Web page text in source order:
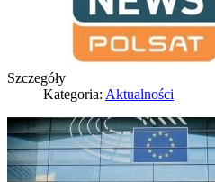
Szczegóły
Kategoria: Aktualności